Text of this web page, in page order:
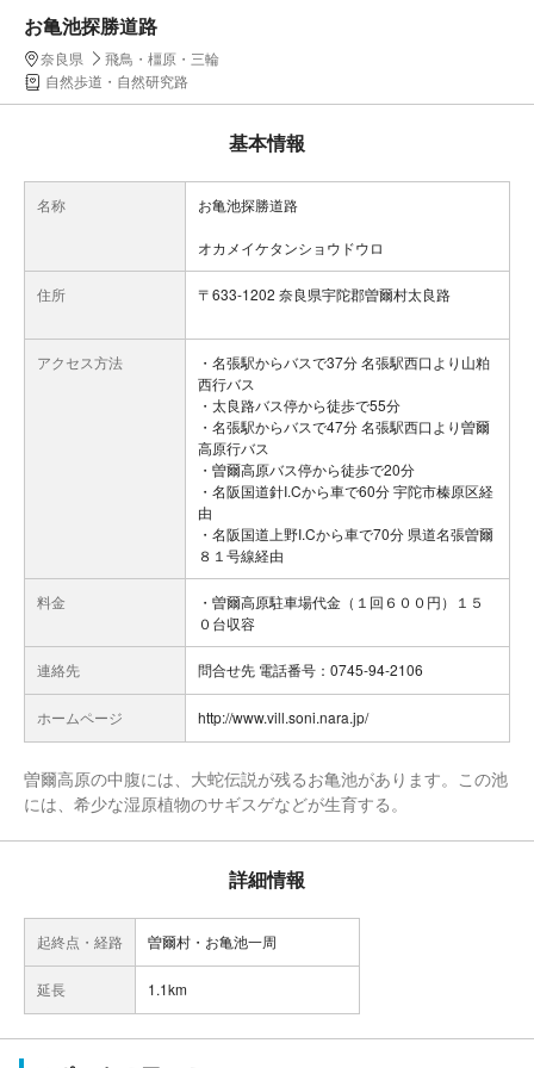
お亀池探勝道路
奈良県
飛鳥・橿原・三輪
自然歩道・自然研究路
基本情報
名称 お亀池探勝道路
オカメイケタンショウドウロ
住所 〒633-1202 奈良県宇陀郡曽爾村太良路
アクセス方法
・名張駅からバスで37分 名張駅西口より山粕
西行バス
・太良路バス停から徒歩で55分
・名張駅からバスで47分 名張駅西口より曽爾
高原行バス
・曽爾高原バス停から徒歩で20分
・名阪国道針I.Cから車で60分 宇陀市榛原区経
由
・名阪国道上野I.Cから車で70分 県道名張曽爾
８１号線経由
料金
・曽爾高原駐車場代金（１回６００円）１５
０台収容
連絡先 問合せ先 電話番号：0745-94-2106
ホームページ http://www.vill.soni.nara.jp/
曽爾高原の中腹には、大蛇伝説が残るお亀池があります。この池
には、希少な湿原植物のサギスゲなどが生育する。
詳細情報
起終点・経路 曽爾村・お亀池一周
延長 1.1km